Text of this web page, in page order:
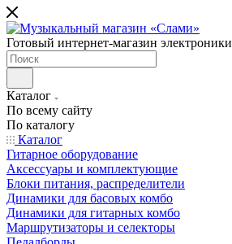
Готовый интернет-магазин электроники
Каталог
По всему сайту
По каталогу
Каталог
Гитарное оборудование
Аксессуары и комплектующие
Блоки питания, распределители
Динамики для басовых комбо
Динамики для гитарных комбо
Маршрутизаторы и селекторы